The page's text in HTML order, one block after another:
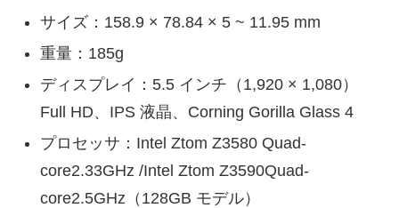
サイズ：158.9 × 78.84 × 5 ~ 11.95 mm
重量：185g
ディスプレイ：5.5 インチ（1,920 × 1,080）
Full HD、IPS 液晶、Corning Gorilla Glass 4
プロセッサ：Intel Ztom Z3580 Quad-
core2.33GHz /Intel Ztom Z3590Quad-
core2.5GHz（128GB モデル）